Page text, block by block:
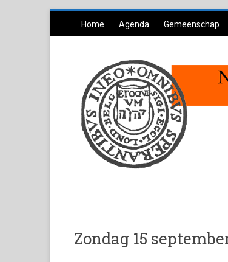
inhoud
Home Agenda Gemeenschap
Zondag 15